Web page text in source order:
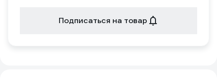
Подписаться на товар